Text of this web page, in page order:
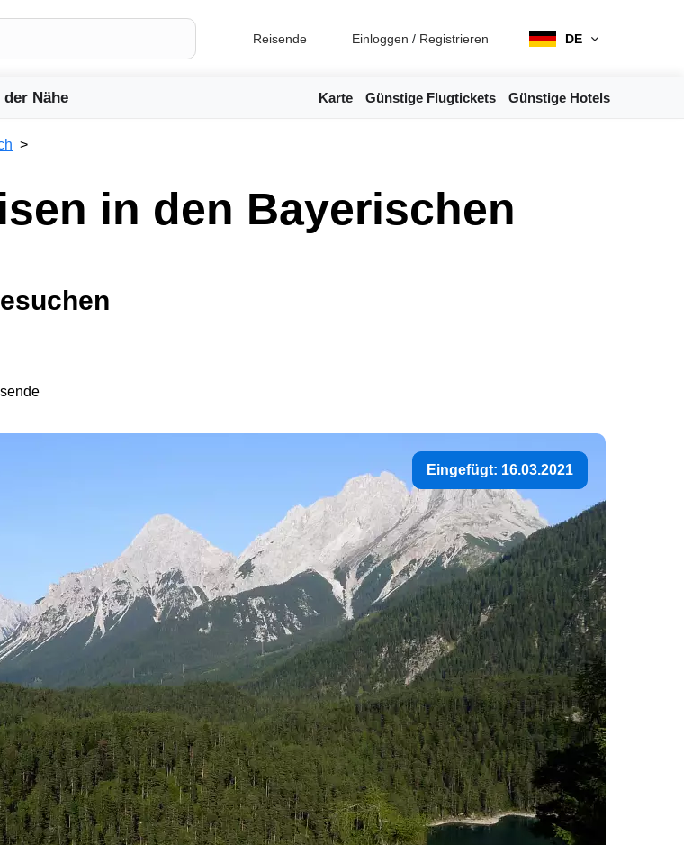
Reisende Einloggen / Registrieren DE
Nähe Karte Günstige Flugtickets Günstige Hotels
in den Bayerischen
Eingefügt: 16.03.2021